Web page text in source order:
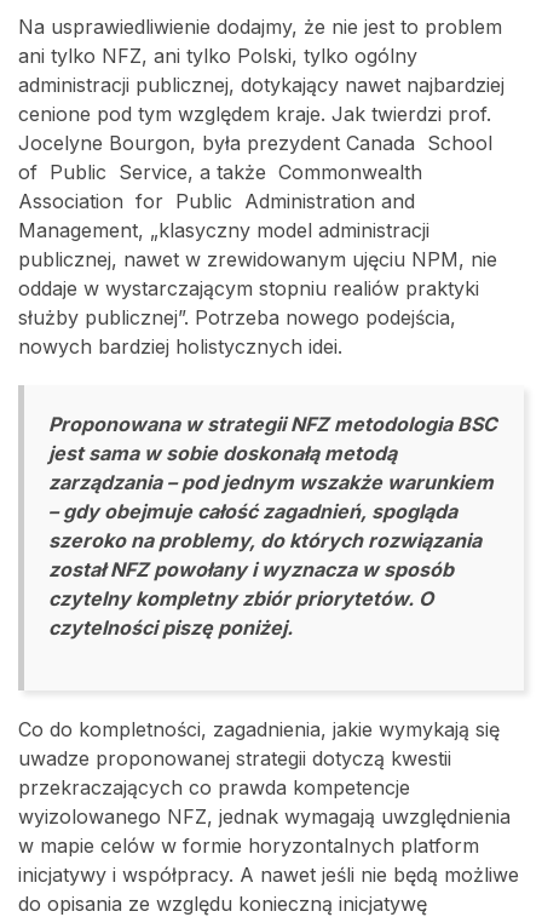
Na usprawiedliwienie dodajmy, że nie jest to problem
ani tylko NFZ, ani tylko Polski, tylko ogólny
administracji publicznej, dotykający nawet najbardziej
cenione pod tym względem kraje. Jak twierdzi prof.
Jocelyne Bourgon, była prezydent Canada School
of Public Service, a także Commonwealth
Association for Public Administration and
Management, „klasyczny model administracji
publicznej, nawet w zrewidowanym ujęciu NPM, nie
oddaje w wystarczającym stopniu realiów praktyki
służby publicznej”. Potrzeba nowego podejścia,
nowych bardziej holistycznych idei.
Proponowana w strategii NFZ metodologia BSC
jest sama w sobie doskonałą metodą
zarządzania – pod jednym wszakże warunkiem
– gdy obejmuje całość zagadnień, spogląda
szeroko na problemy, do których rozwiązania
został NFZ powołany i wyznacza w sposób
czytelny kompletny zbiór priorytetów. O
czytelności piszę poniżej.
Co do kompletności, zagadnienia, jakie wymykają się
uwadze proponowanej strategii dotyczą kwestii
przekraczających co prawda kompetencje
wyizolowanego NFZ, jednak wymagają uwzględnienia
w mapie celów w formie horyzontalnych platform
inicjatywy i współpracy. A nawet jeśli nie będą możliwe
do opisania ze względu konieczną inicjatywę